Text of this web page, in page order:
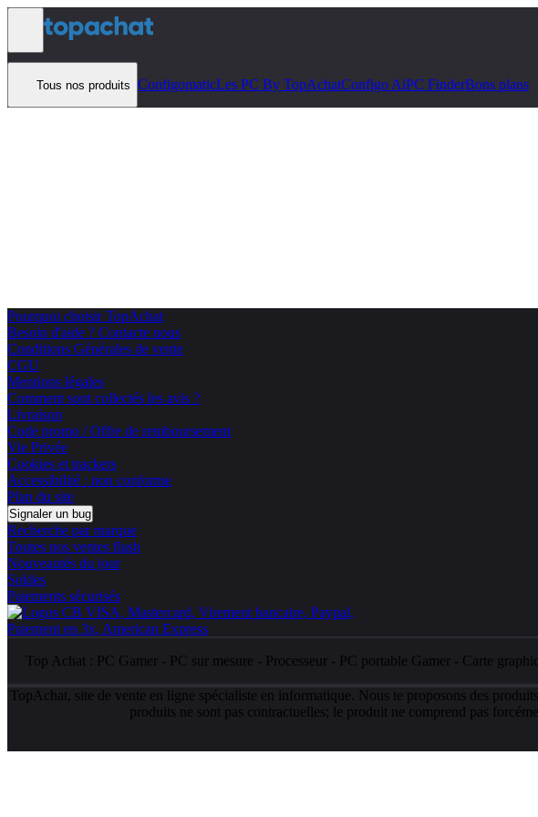
Aller au contenu
Tous nos produits ConfigomaticLes PC By TopAchatConfigo AiPC FinderBons plans
Pourquoi choisir TopAchat
Besoin d'aide ? Contacte nous
Conditions Générales de vente
CGU
Mentions légales
Comment sont collectés les avis ?
Livraison
Code promo / Offre de remboursement
Vie Privée
Cookies et trackers
Accessibilité : non conforme
Plan du site
Signaler un bug
Recherche par marque
Toutes nos ventes flash
Nouveautés du jour
Soldes
Paiements sécurisés
Top Achat : PC Gamer - PC sur mesure - Processeur - PC portable Gamer - Carte
TopAchat, site de vente en ligne spécialiste en informatique. Nous te proposons des
produits ne sont pas contractuelles; le produit ne comprend pas